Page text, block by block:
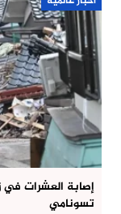
إصابة العشرات في
تسونامي